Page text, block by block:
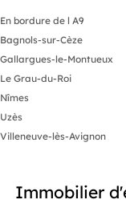
En bordure de l A9
Bagnols-sur-Cèze
Gallargues-le-Montueux
Le Grau-du-Roi
Nîmes
Uzès
Villeneuve-lès-Avignon
Immobilier